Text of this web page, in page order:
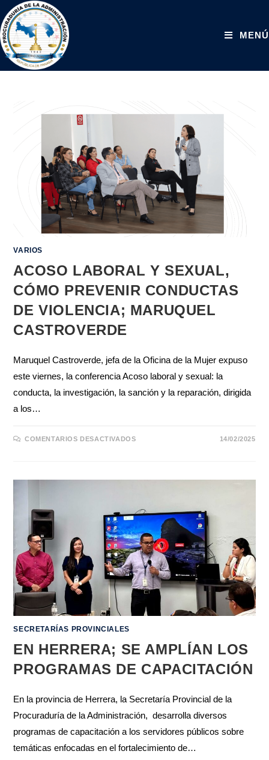
MENÚ
VARIOS
ACOSO LABORAL Y SEXUAL,
CÓMO PREVENIR CONDUCTAS
DE VIOLENCIA; MARUQUEL
CASTROVERDE
Maruquel Castroverde, jefa de la Oficina de la Mujer expuso
este viernes, la conferencia Acoso laboral y sexual: la
conducta, la investigación, la sanción y la reparación, dirigida
a los…
COMENTARIOS DESACTIVADOS 14/02/2025
SECRETARÍAS PROVINCIALES
EN HERRERA; SE AMPLÍAN LOS
PROGRAMAS DE CAPACITACIÓN
En la provincia de Herrera, la Secretaría Provincial de la
Procuraduría de la Administración, desarrolla diversos
programas de capacitación a los servidores públicos sobre
temáticas enfocadas en el fortalecimiento de…